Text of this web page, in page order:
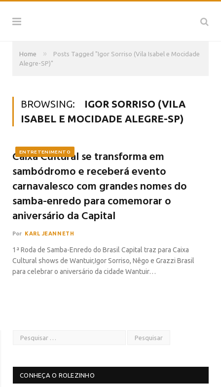
Home »
Posts Tagged "Igor Sorriso (Vila Isabel e Mocidade
Alegre-SP)"
BROWSING:
IGOR SORRISO (VILA
ISABEL E MOCIDADE ALEGRE-SP)
ENTRETENIMENTO
Caixa Cultural se transforma em
sambódromo e receberá evento
carnavalesco com grandes nomes do
samba-enredo para comemorar o
aniversário da Capital
Por KARL JEANNETH
1ª Roda de Samba-Enredo do Brasil Capital traz para Caixa
Cultural shows de Wantuir,Igor Sorriso, Nêgo e Grazzi Brasil
para celebrar o aniversário da cidade Wantuir…
CONHEÇA O ROLEZINHO